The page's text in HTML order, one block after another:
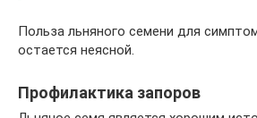
Польза льняного семени для
остается неясной.
Профилактика запоров